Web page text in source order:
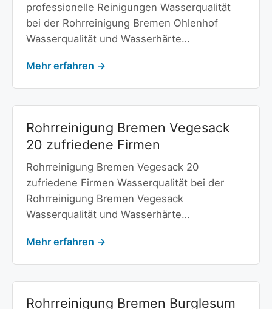
professionelle Reinigungen Wasserqualität
bei der Rohrreinigung Bremen Ohlenhof
Wasserqualität und Wasserhärte…
Mehr erfahren →
Rohrreinigung Bremen Vegesack
20 zufriedene Firmen
Rohrreinigung Bremen Vegesack 20
zufriedene Firmen Wasserqualität bei der
Rohrreinigung Bremen Vegesack
Wasserqualität und Wasserhärte…
Mehr erfahren →
Rohrreinigung Bremen Burglesum